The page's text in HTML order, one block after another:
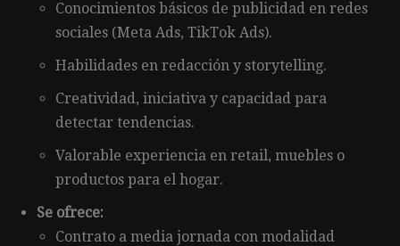
Conocimientos básicos de publicidad en redes
sociales (Meta Ads, TikTok Ads).
Habilidades en redacción y storytelling.
Creatividad, iniciativa y capacidad para
detectar tendencias.
Valorable experiencia en retail, muebles o
productos para el hogar.
Se ofrece:
Contrato a media jornada con modalidad